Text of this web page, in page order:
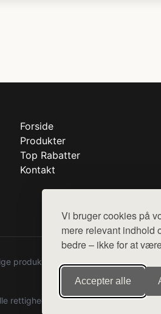
Vi bruger cookies på
mere relevant indhold
bedre – ikke for at
Accepter alle
Forside
Produkter
Top Rabatter
Kontakt
fra diverse webshops.
rettigheder forbeholdes.